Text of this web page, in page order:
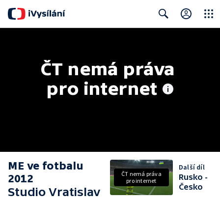
ČT nemá práva
pro internet
ME ve fotbalu
2012
Studio Vratislav
ČT nemá práva
pro internet
Další díl
Rusko -
Česko